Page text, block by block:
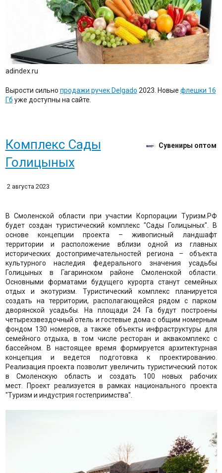
adindex.ru
Вырости сильно продажи ручек Delgado 2023. Новые флешки 16
Гб уже доступны на сайте.
Комплекс Сады
Голицыных
Сувениры оптом
2 августа 2023
В Смоленской области при участии Корпорации Туризм.РФ
будет создан туристический комплекс "Сады Голицыных". В
основе концепции проекта – живописный ландшафт
территории и расположение вблизи одной из главных
исторических достопримечательностей региона – объекта
культурного наследия федерального значения усадьбы
Голицыных в Гагаринском районе Смоленской области.
Основными форматами будущего курорта станут семейных
отдых и экотуризм. Туристический комплекс планируется
создать на территории, располагающейся рядом с парком
дворянской усадьбы. На площади 24 Га будут построены
четырехзвездочный отель и гостевые дома с общим номерным
фондом 130 номеров, а также объекты инфраструктуры для
семейного отдыха, в том числе ресторан и аквакомплекс с
бассейном. В настоящее время формируется архитектурная
концепция и ведется подготовка к проектированию.
Реализация проекта позволит увеличить туристический поток
в Смоленскую область и создать 100 новых рабочих
мест. Проект реализуется в рамках национального проекта
"Туризм и индустрия гостеприимства".